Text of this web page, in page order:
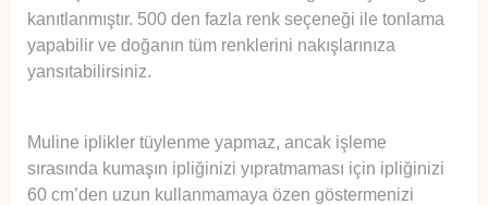
kanıtlanmıştır. 500 den fazla renk seçeneği ile tonlama
yapabilir ve doğanın tüm renklerini nakışlarınıza
yansıtabilirsiniz.
Muline iplikler tüylenme yapmaz, ancak işleme
sırasında kumaşın ipliğinizi yıpratmaması için ipliğinizi
60 cm’den uzun kullanmamaya özen göstermenizi